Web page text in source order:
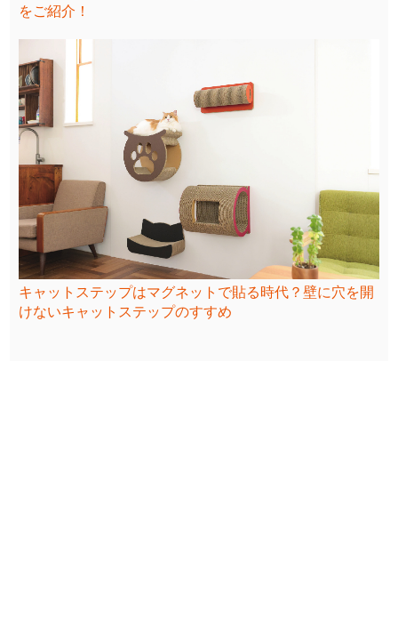
をご紹介！
キャットステップはマグネットで貼る時代？壁に穴を開
けないキャットステップのすすめ